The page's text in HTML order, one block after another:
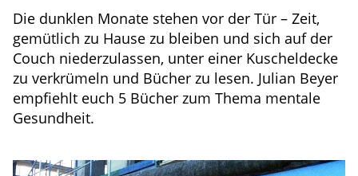
Die dunklen Monate stehen vor der Tür – Zeit,
gemütlich zu Hause zu bleiben und sich auf der
Couch niederzulassen, unter einer Kuscheldecke
zu verkrümeln und Bücher zu lesen. Julian Beyer
empfiehlt euch 5 Bücher zum Thema mentale
Gesundheit.